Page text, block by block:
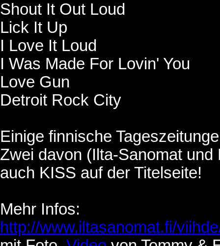
Shout It Out Loud
Lick It Up
I Love It Loud
I Was Made For Lovin' You
Love Gun
Detroit Rock City
Einige finnische
Zwei davon (Ilta-Sanomat
auch KISS auf der Titelseite!
Mehr Infos:
http://www.iltasanomat.fi/